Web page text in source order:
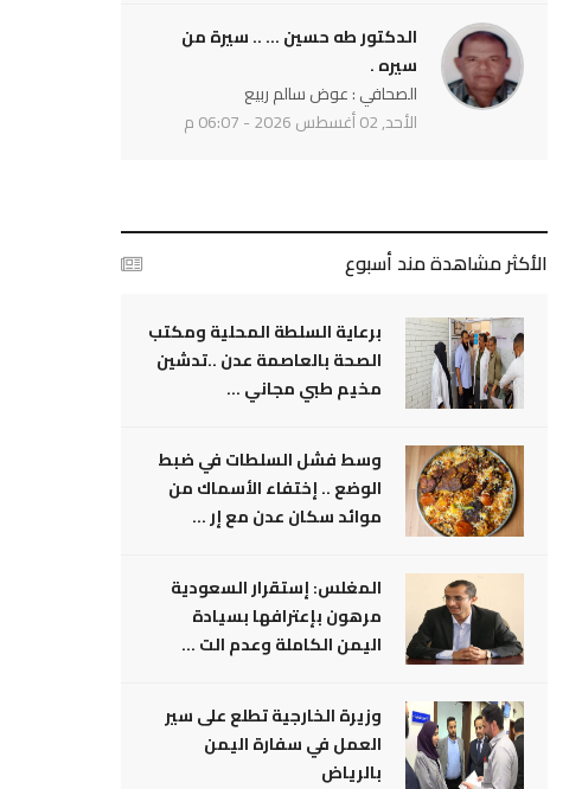
الدكتور طه حسين ... .. سيرة من
سيره .
الصحافي : عوض سالم ربيع
الأحد, 02 أغسطس 2026 - 06:07 م
الأكثر مشاهدة مند أسبوع
برعاية السلطة المحلية ومكتب
الصحة بالعاصمة عدن ..تدشين
مخيم طبي مجاني ...
وسط فشل السلطات في ضبط
الوضع .. إختفاء الأسماك من
موائد سكان عدن مع إر ...
المغلس: إستقرار السعودية
مرهون بإعترافها بسيادة
اليمن الكاملة وعدم الت ...
وزيرة الخارجية تطلع على سير
العمل في سفارة اليمن
بالرياض